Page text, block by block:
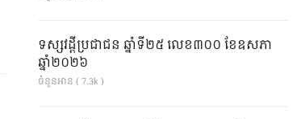
ទស្សវដ្តីប្រជាជន ឆ្នាំទី២៥ លេខ៣០០ ខែឧសភា
ឆ្នាំ២០២៦
ចំនួនអាន ( 7.3k )